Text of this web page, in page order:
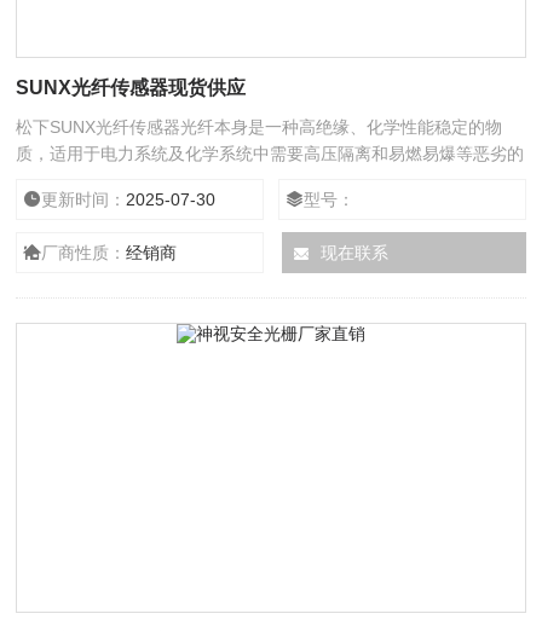
SUNX光纤传感器现货供应
松下SUNX光纤传感器光纤本身是一种高绝缘、化学性能稳定的物
质，适用于电力系统及化学系统中需要高压隔离和易燃易爆等恶劣的
测量中时，不存在漏电及电击等安全隐患。抗电磁干扰。一般情况下
光波频率比电磁辐射频率高，因此光在光纤中传播不会受到电磁噪声
的影响。松下SUNX光纤传感器可分布式测量。一根光纤可以实现长
更新时间： 2025-07-30 型号：
厂商性质：经销商 现在联系